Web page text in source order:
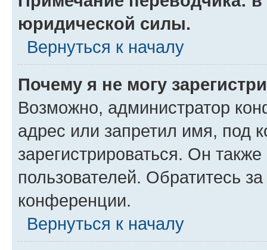
юридической силы.
Вернуться к началу
Почему я не могу
Возможно, администратор
адрес или запретил имя, под
зарегистрироваться. Он
пользователей. Обратитесь
конференции.
Вернуться к началу